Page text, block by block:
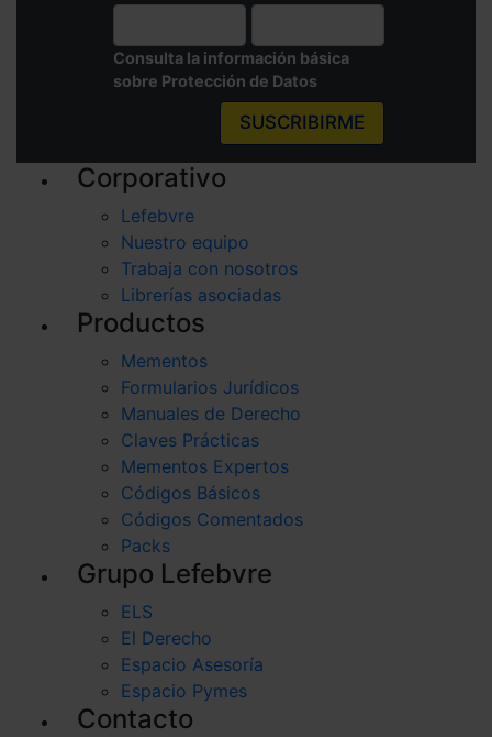
Consulta la información básica
sobre Protección de Datos
SUSCRIBIRME
Corporativo
Lefebvre
Nuestro equipo
Trabaja con nosotros
Librerías asociadas
Productos
Mementos
Formularios Jurídicos
Manuales de Derecho
Claves Prácticas
Mementos Expertos
Códigos Básicos
Códigos Comentados
Packs
Grupo Lefebvre
ELS
El Derecho
Espacio Asesoría
Espacio Pymes
Contacto